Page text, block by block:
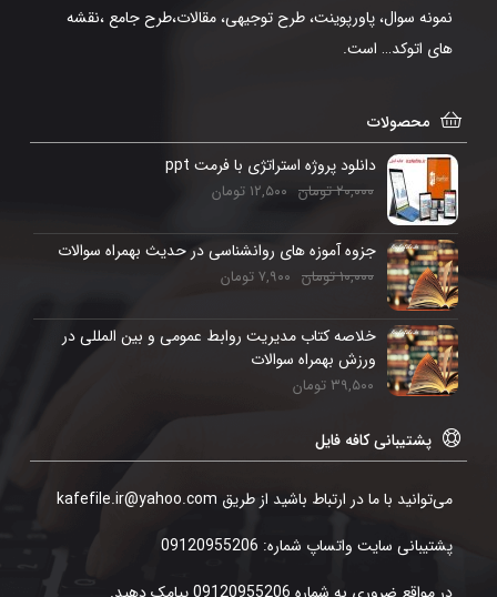
نمونه سوال، پاورپوینت، طرح توجیهی، مقالات،طرح جامع ،نقشه
های اتوکد… است.
محصولات
دانلود پروژه استراتژی با فرمت ppt
۲۰,۰۰۰تومان ۱۲,۵۰۰ تومان
جزوه آموزه های روانشناسی در حدیث بهمراه سوالات
۱۰,۰۰۰تومان ۷,۹۰۰تومان
خلاصه کتاب مدیریت روابط عمومی و بین المللی در
ورزش بهمراه سوالات
۳۹,۵۰۰ تومان
پشتیبانی کافه فایل
می‌توانید با ما در ارتباط باشید از طریق kafefile.ir@yahoo.com
پشتیبانی سایت واتساپ شماره: 09120955206